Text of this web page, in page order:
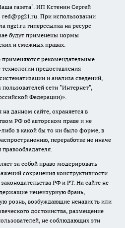
газета". ИП Кстенин Сергей
При использовании
ngzt.ru гиперссылка на ресурс
будут применены нормы
и смежных правах.
рекомендательные
предоставления
и анализа сведений,
сети "Интернет",
Федерации)».
данном сайте, охраняется в
РФ об авторском праве и не
в какой бы то ни было форме, в
переработке не иначе
за собой право модерировать
сохранения конструктивности
РФ и РТ. На сайте не
нецензурную брань,
рознь, возбуждающие ненависть или
достоинства, размещение
не соблюдающих эти